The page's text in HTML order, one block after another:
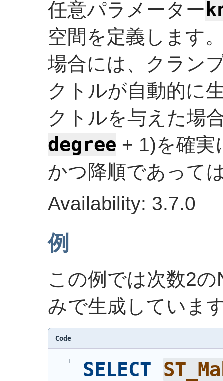
任意パラメーター
空間を定義します
場合には、クラン
クトルが自動的に
クトルを与えた場
degree + 1)を確実
かつ降順であって
Availability: 3.7.0
例
この例では次数2
みで生成していま
Code
SELECT